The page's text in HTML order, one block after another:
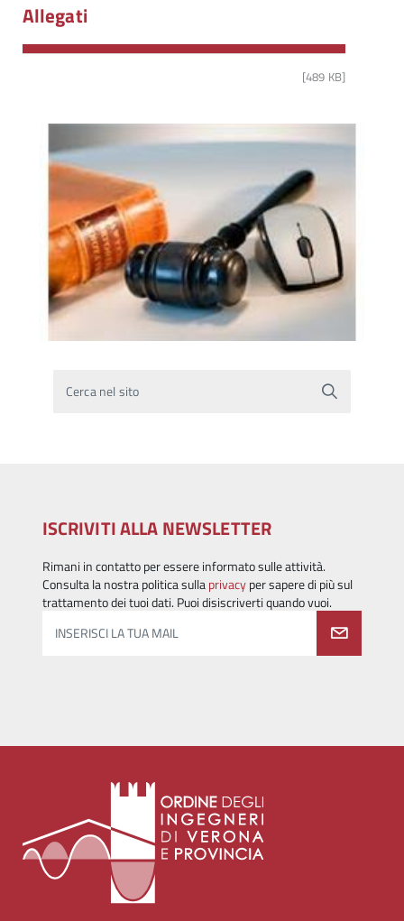
Allegati
[489 KB]
Cerca nel sito
ISCRIVITI ALLA NEWSLETTER
Rimani in contatto per essere informato sulle attività.
Consulta la nostra politica sullaprivacyper sapere di più sul
trattamento dei tuoi dati. Puoi disiscriverti quando vuoi.
INSERISCI LA TUA MAIL